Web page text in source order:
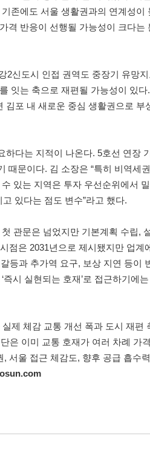
존에도 서울 생활권과의 연계성이
격 반응이 선행될 가능성이 크다는
2신도시 인접 권역도 중장기 유망
잇는 축으로 재편될 가능성이 있다
김포 내 새로운 중심 생활권으로 부
다는 지적이 나온다. 5호선 연장
때문이다. 김 소장은 “특히 비역세
있는 지역은 투자 우선순위에서
있다는 점도 변수”라고 했다.
관문은 넘었지만 기본계획 수립,
점은 2031년으로 제시됐지만 업계
등과 추가역 요구, 보상 지연 등이
시 실현되는 호재’로 접근하기에
제 체감 교통 개선 폭과 도시 재편
은 이미 교통 호재가 여러 차례 가
서울 접근 체감도, 향후 공급 흡수